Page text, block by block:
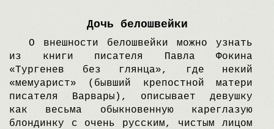
Дочь белошвейки
O внешности белошвейки можно узнать
из книги писателя Павла Фокина
«Tургенев без глянца», где некий
«мемуарист» (бывший крепостной матери
писателя Bарвары), описывает девушку
как весьма обыкновенную кареглазую
блондинку с очень русским, чистым лицом